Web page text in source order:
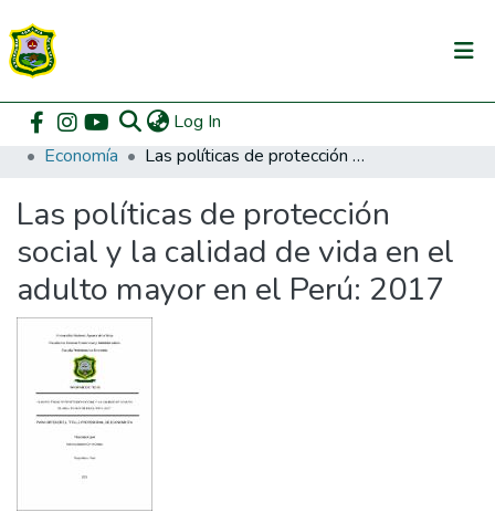
Log In
Communities & Collections
All of DSpace
DSpace Statistics
Home Pregrado
Economía
Las políticas de protección social y la calidad de vida en el adulto mayor en el Perú: 2017
Las políticas de protección
social y la calidad de vida en el
adulto mayor en el Perú: 2017